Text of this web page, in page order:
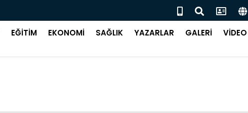
KUZEY KÜLTÜR EVİ, ÇARŞAMBA’DA KURULUYOR
EĞİTİM EKONOMİ SAĞLIK YAZARLAR GALERİ VİDEO